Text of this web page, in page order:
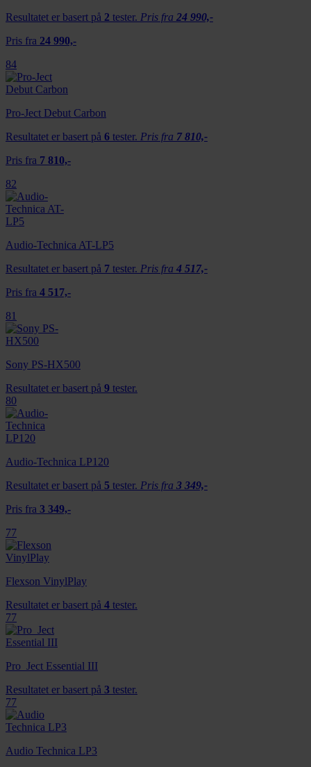
Resultatet er basert på 2 tester. Pris fra 24 990,-
Pris fra 24 990,-
84
Pro-Ject Debut Carbon
Resultatet er basert på 6 tester. Pris fra 7 810,-
Pris fra 7 810,-
82
Audio-Technica AT-LP5
Resultatet er basert på 7 tester. Pris fra 4 517,-
Pris fra 4 517,-
81
Sony PS-HX500
Resultatet er basert på 9 tester.
80
Audio-Technica LP120
Resultatet er basert på 5 tester. Pris fra 3 349,-
Pris fra 3 349,-
77
Flexson VinylPlay
Resultatet er basert på 4 tester.
77
Pro_Ject Essential III
Resultatet er basert på 3 tester.
77
Audio Technica LP3